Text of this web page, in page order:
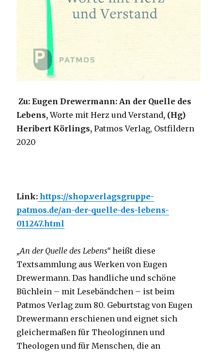
Zu: Eugen Drewermann: An der Quelle des
Lebens,Worte mit Herz und Verstand, (Hg)
Heribert Körlings,Patmos Verlag, Ostfildern
2020
Link: https://shop.verlagsgruppe-
patmos.de/an-der-quelle-des-lebens-
011247.html
„An der Quelle des Lebens“heißt diese
Textsammlung aus Werken von Eugen
Drewermann. Das handliche und schöne
Büchlein – mit Lesebändchen – ist beim
Patmos Verlag zum 80. Geburtstag von Eugen
Drewermann erschienen und eignet sich
gleichermaßen für Theologinnen und
Theologen und für Menschen, die an